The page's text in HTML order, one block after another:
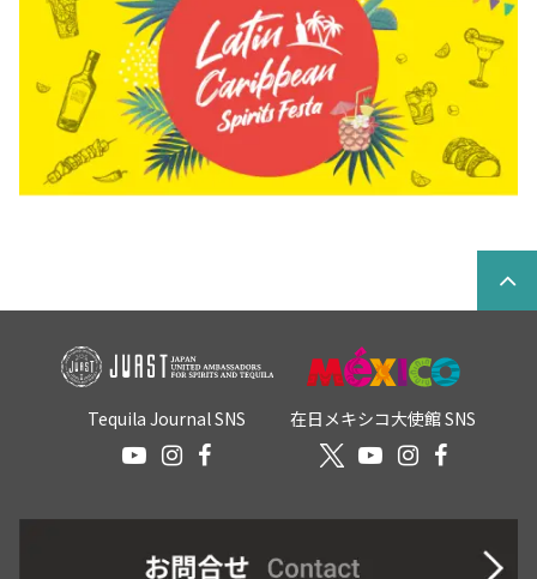
Tequila Journal SNS 在日メキシコ大使館 SNS